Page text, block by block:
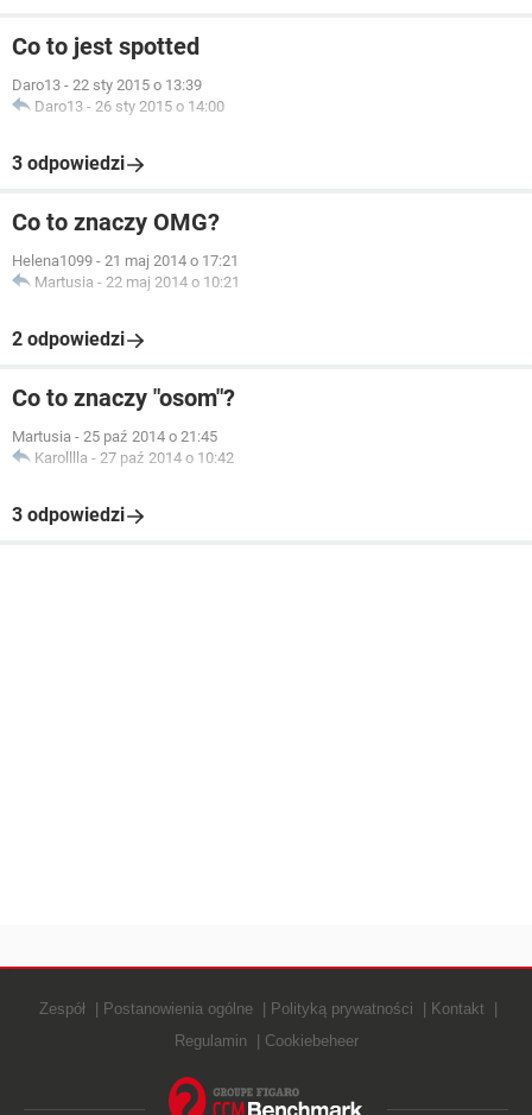
Co to jest spotted
Daro13 - 22 sty 2015 o 13:39
Daro13 - 26 sty 2015 o 14:00
3 odpowiedzi
Co to znaczy OMG?
Helena1099 - 21 maj 2014 o 17:21
Martusia - 22 maj 2014 o 10:21
2 odpowiedzi
Co to znaczy "osom"?
Martusia - 25 paź 2014 o 21:45
Karolllla - 27 paź 2014 o 10:42
3 odpowiedzi
Zespół Postanowienia ogólne Polityką prywatności
Kontakt
Regulamin
Cookiebeheer